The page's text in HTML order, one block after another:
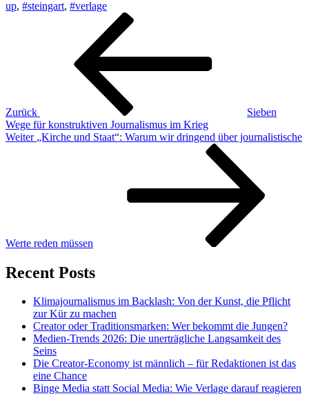
up, #steingart, #verlage
Beitragsnavigation
Zurück
Sieben
Wege für konstruktiven Journalismus im Krieg
Nächster
Weiter „Kirche und Staat“: Warum wir dringend über journalistische
Werte reden müssen
Recent Posts
Klimajournalismus im Backlash: Von der Kunst, die Pflicht
zur Kür zu machen
Creator oder Traditionsmarken: Wer bekommt die Jungen?
Medien-Trends 2026: Die unerträgliche Langsamkeit des
Seins
Die Creator-Economy ist männlich – für Redaktionen ist das
eine Chance
Binge Media statt Social Media: Wie Verlage darauf reagieren